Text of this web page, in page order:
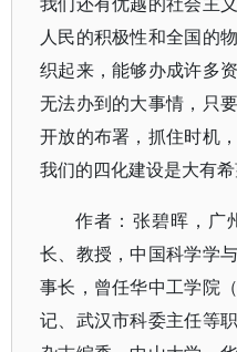
人民的积极性和全国的
织起来，能够办成许多
无法办到的大事情，只
开放的布署，抓住时机
我们的四化建设是大有希
作者：张碧晖，广
长、教授，中国科学学
事长，曾任华中工学院
记、武汉市科委主任等